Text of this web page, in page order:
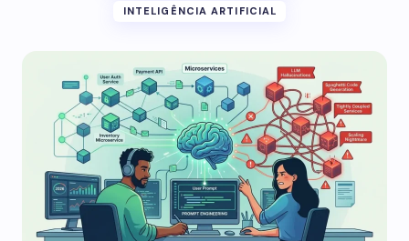
INTELIGÊNCIA ARTIFICIAL